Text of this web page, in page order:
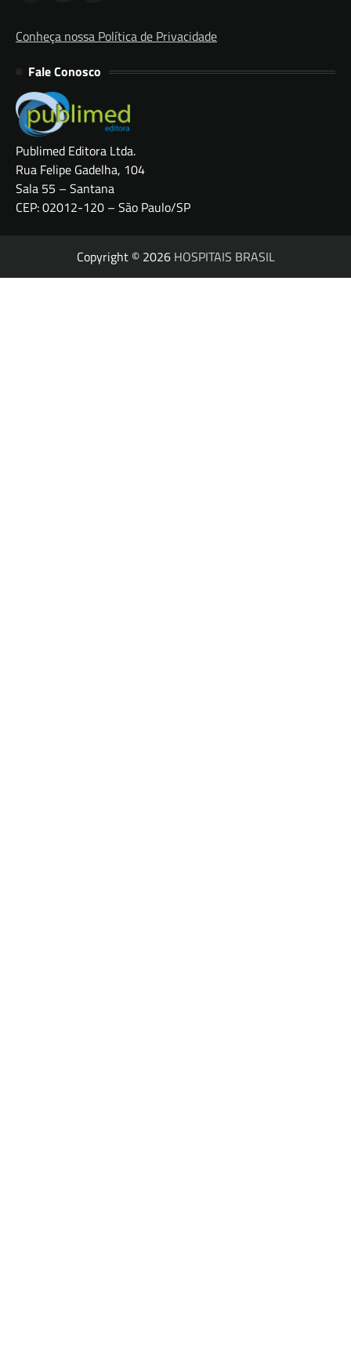
Conheça nossa Política de Privacidade
Fale Conosco
Publimed Editora Ltda.
Rua Felipe Gadelha, 104
Sala 55 – Santana
CEP: 02012-120 – São Paulo/SP
Copyright © 2026 HOSPITAIS BRASIL